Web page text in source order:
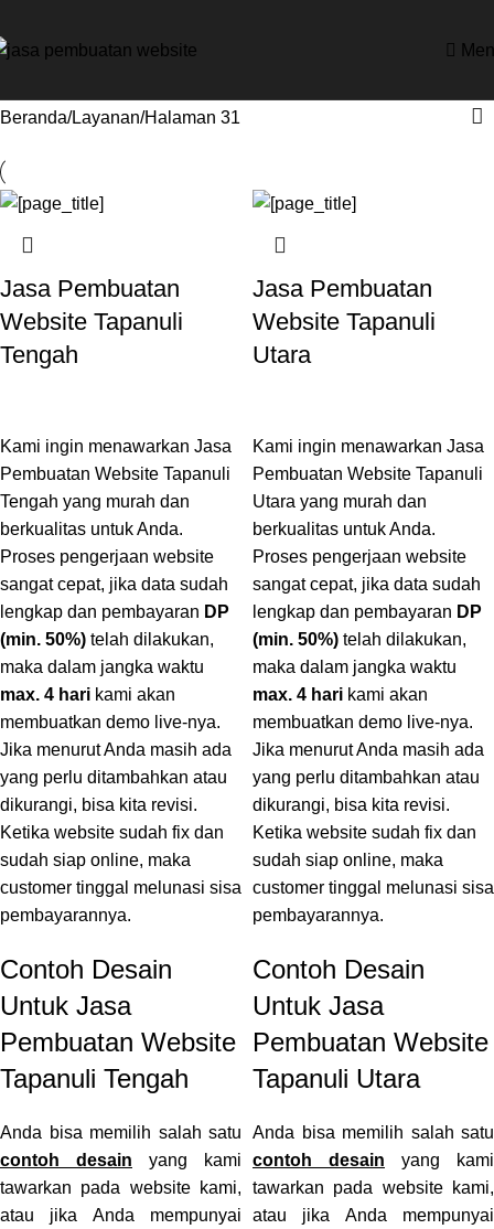
Beranda Layanan Halaman 31
Jasa Pembuatan
Website Tapanuli
Tengah
Kami ingin menawarkan Jasa
Pembuatan Website Tapanuli
Tengah yang murah dan
berkualitas untuk Anda.
Proses pengerjaan website
sangat cepat, jika data sudah
lengkap dan pembayaran DP
(min. 50%) telah dilakukan,
maka dalam jangka waktu
max. 4 hari kami akan
membuatkan demo live-nya.
Jika menurut Anda masih ada
yang perlu ditambahkan atau
dikurangi, bisa kita revisi.
Ketika website sudah fix dan
sudah siap online, maka
customer tinggal melunasi sisa
pembayarannya.
Contoh Desain
Untuk Jasa
Pembuatan Website
Tapanuli Tengah
Anda bisa memilih salah satu
contoh desain yang kami
tawarkan pada website kami,
atau jika Anda mempunyai
Jasa Pembuatan
Website Tapanuli
Utara
Kami ingin menawarkan Jasa
Pembuatan Website Tapanuli
Utara yang murah dan
berkualitas untuk Anda.
Proses pengerjaan website
sangat cepat, jika data sudah
lengkap dan pembayaran DP
(min. 50%) telah dilakukan,
maka dalam jangka waktu
max. 4 hari kami akan
membuatkan demo live-nya.
Jika menurut Anda masih ada
yang perlu ditambahkan atau
dikurangi, bisa kita revisi.
Ketika website sudah fix dan
sudah siap online, maka
customer tinggal melunasi sisa
pembayarannya.
Contoh Desain
Untuk Jasa
Pembuatan Website
Tapanuli Utara
Anda bisa memilih salah satu
contoh desain yang kami
tawarkan pada website kami,
atau jika Anda mempunyai